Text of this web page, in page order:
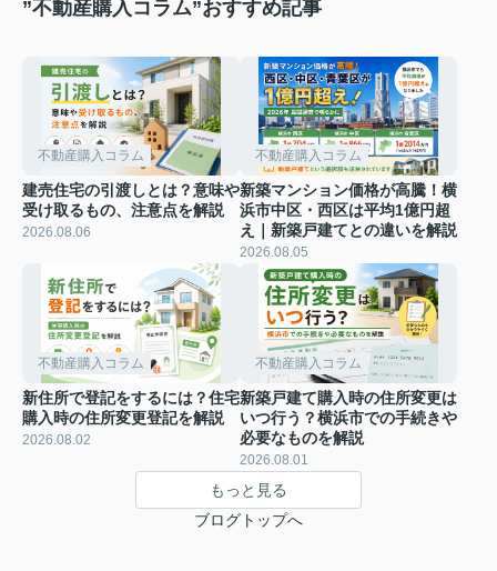
”不動産購入コラム”おすすめ記事
不動産購入コラム
建売住宅の引渡しとは？意味や
受け取るもの、注意点を解説
2026.08.06
不動産購入コラム
新築マンション価格が高騰！横
浜市中区・西区は平均1億円超
え｜新築戸建てとの違いを解説
2026.08.05
不動産購入コラム
新住所で登記をするには？住宅
購入時の住所変更登記を解説
2026.08.02
不動産購入コラム
新築戸建て購入時の住所変更は
いつ行う？横浜市での手続きや
必要なものを解説
2026.08.01
もっと見る
ブログトップへ